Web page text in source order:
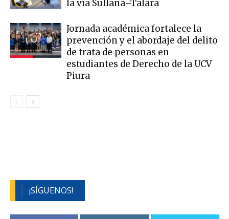
la vía Sullana–Talara
Jornada académica fortalece la
prevención y el abordaje del delito
de trata de personas en
estudiantes de Derecho de la UCV
Piura
¡SÍGUENOS!